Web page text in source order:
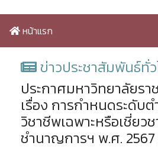
หน้าแรก
ข่าวประชาสัมพันธ์ทั่ว
ประกาศมหาวิทยาลัยร
เรื่อง การกำหนดระดับ
วิชาชีพเฉพาะหรือเชี่ยว
ชำนาญการฯ พ.ศ.